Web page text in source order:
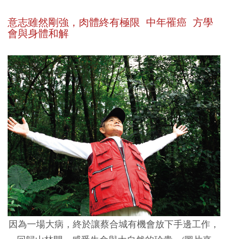
意志雖然剛強，肉體終有極限 中年罹癌 方學
會與身體和解
因為一場大病，終於讓蔡合城有機會放下手邊工作，